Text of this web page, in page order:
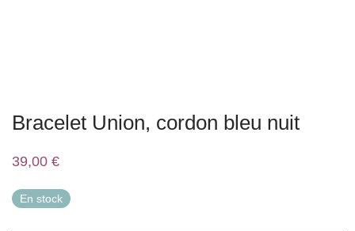
Bracelet Union, cordon bleu nuit
39,00 €
En stock